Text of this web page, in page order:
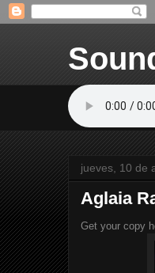
jueves, 10 de
Aglaia
Get your copy